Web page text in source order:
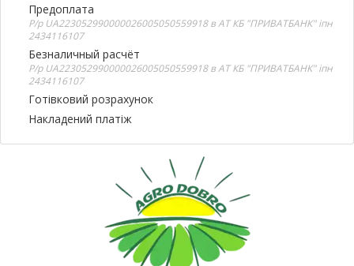
Предоплата
Р/р UA223052990000026005050559918 в АТ КБ "ПРИВАТБАНК" іпн
2434116107
Безналичный расчёт
Р/р UA223052990000026005050559918 в АТ КБ "ПРИВАТБАНК" іпн
2434116107
Готівковий розрахунок
Накладений платіж